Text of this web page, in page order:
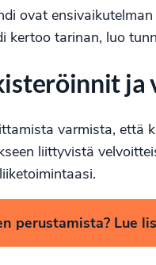
ovat
kertoo tarinan, luo
ja
varmista, että
liittyvistä
perustamista? Lue